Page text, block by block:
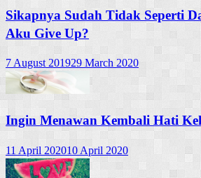
Sikapnya Sudah Tidak Seperti
Aku Give Up?
7 August 201929 March 2020
Ingin Menawan Kembali Hati
11 April 202010 April 2020